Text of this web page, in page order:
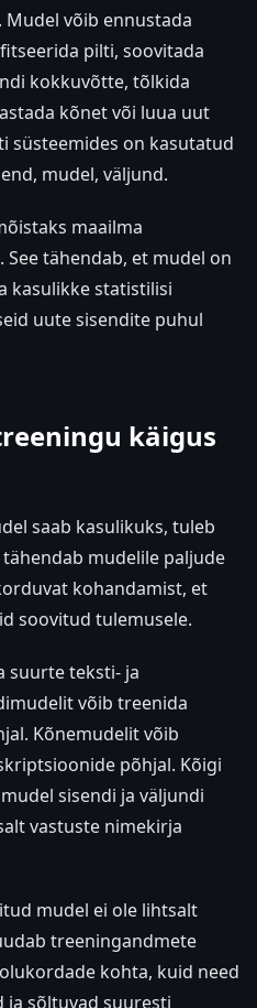
võib ennustada
pilti, soovitada
kokkuvõtte, tõlkida
kõnet või luua uut
süsteemides on kasutatud
mudel, väljund.
maailma
tähendab, et mudel on
kasulikke statistilisi
uute sisendite puhul
käigus
saab kasulikuks, tuleb
mudelile paljude
kohandamist, et
soovitud tulemusele.
suurte teksti- ja
võib treenida
Kõnemudelit võib
põhjal. Kõigi
sisendi ja väljundi
vastuste nimekirja
mudel ei ole lihtsalt
treeningandmete
kohta, kuid need
ja sõltuvad suuresti